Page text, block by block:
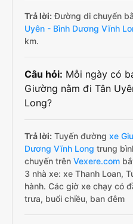
Trả lời:Đường di chuyển
Uyên - Bình Dương Vĩnh
km.
Câu hỏi: Mỗi ngày có
Giường nằm đi Tân
Long?
Trả lời: Tuyến đường xe
Dương Vĩnh Long trung
chuyến trên Vexere.com
3 nhà xe: xe Thanh Loan,
hành. Các giờ xe chạy có
trưa, buổi chiều, ban đêm